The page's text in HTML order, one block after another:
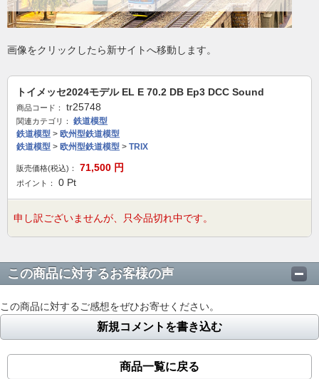
画像をクリックしたら新サイトへ移動します。
トイメッセ2024モデル EL E 70.2 DB Ep3 DCC Sound
商品コード： tr25748
関連カテゴリ：
鉄道模型
鉄道模型 > 欧州型鉄道模型
鉄道模型 > 欧州型鉄道模型 > TRIX
販売価格(税込)： 71,500 円
ポイント： 0 Pt
申し訳ございませんが、只今品切れ中です。
この商品に対するお客様の声
この商品に対するご感想をぜひお寄せください。
新規コメントを書き込む
商品一覧に戻る